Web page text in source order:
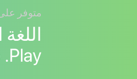
متوفر
Play. قم بتجربته!